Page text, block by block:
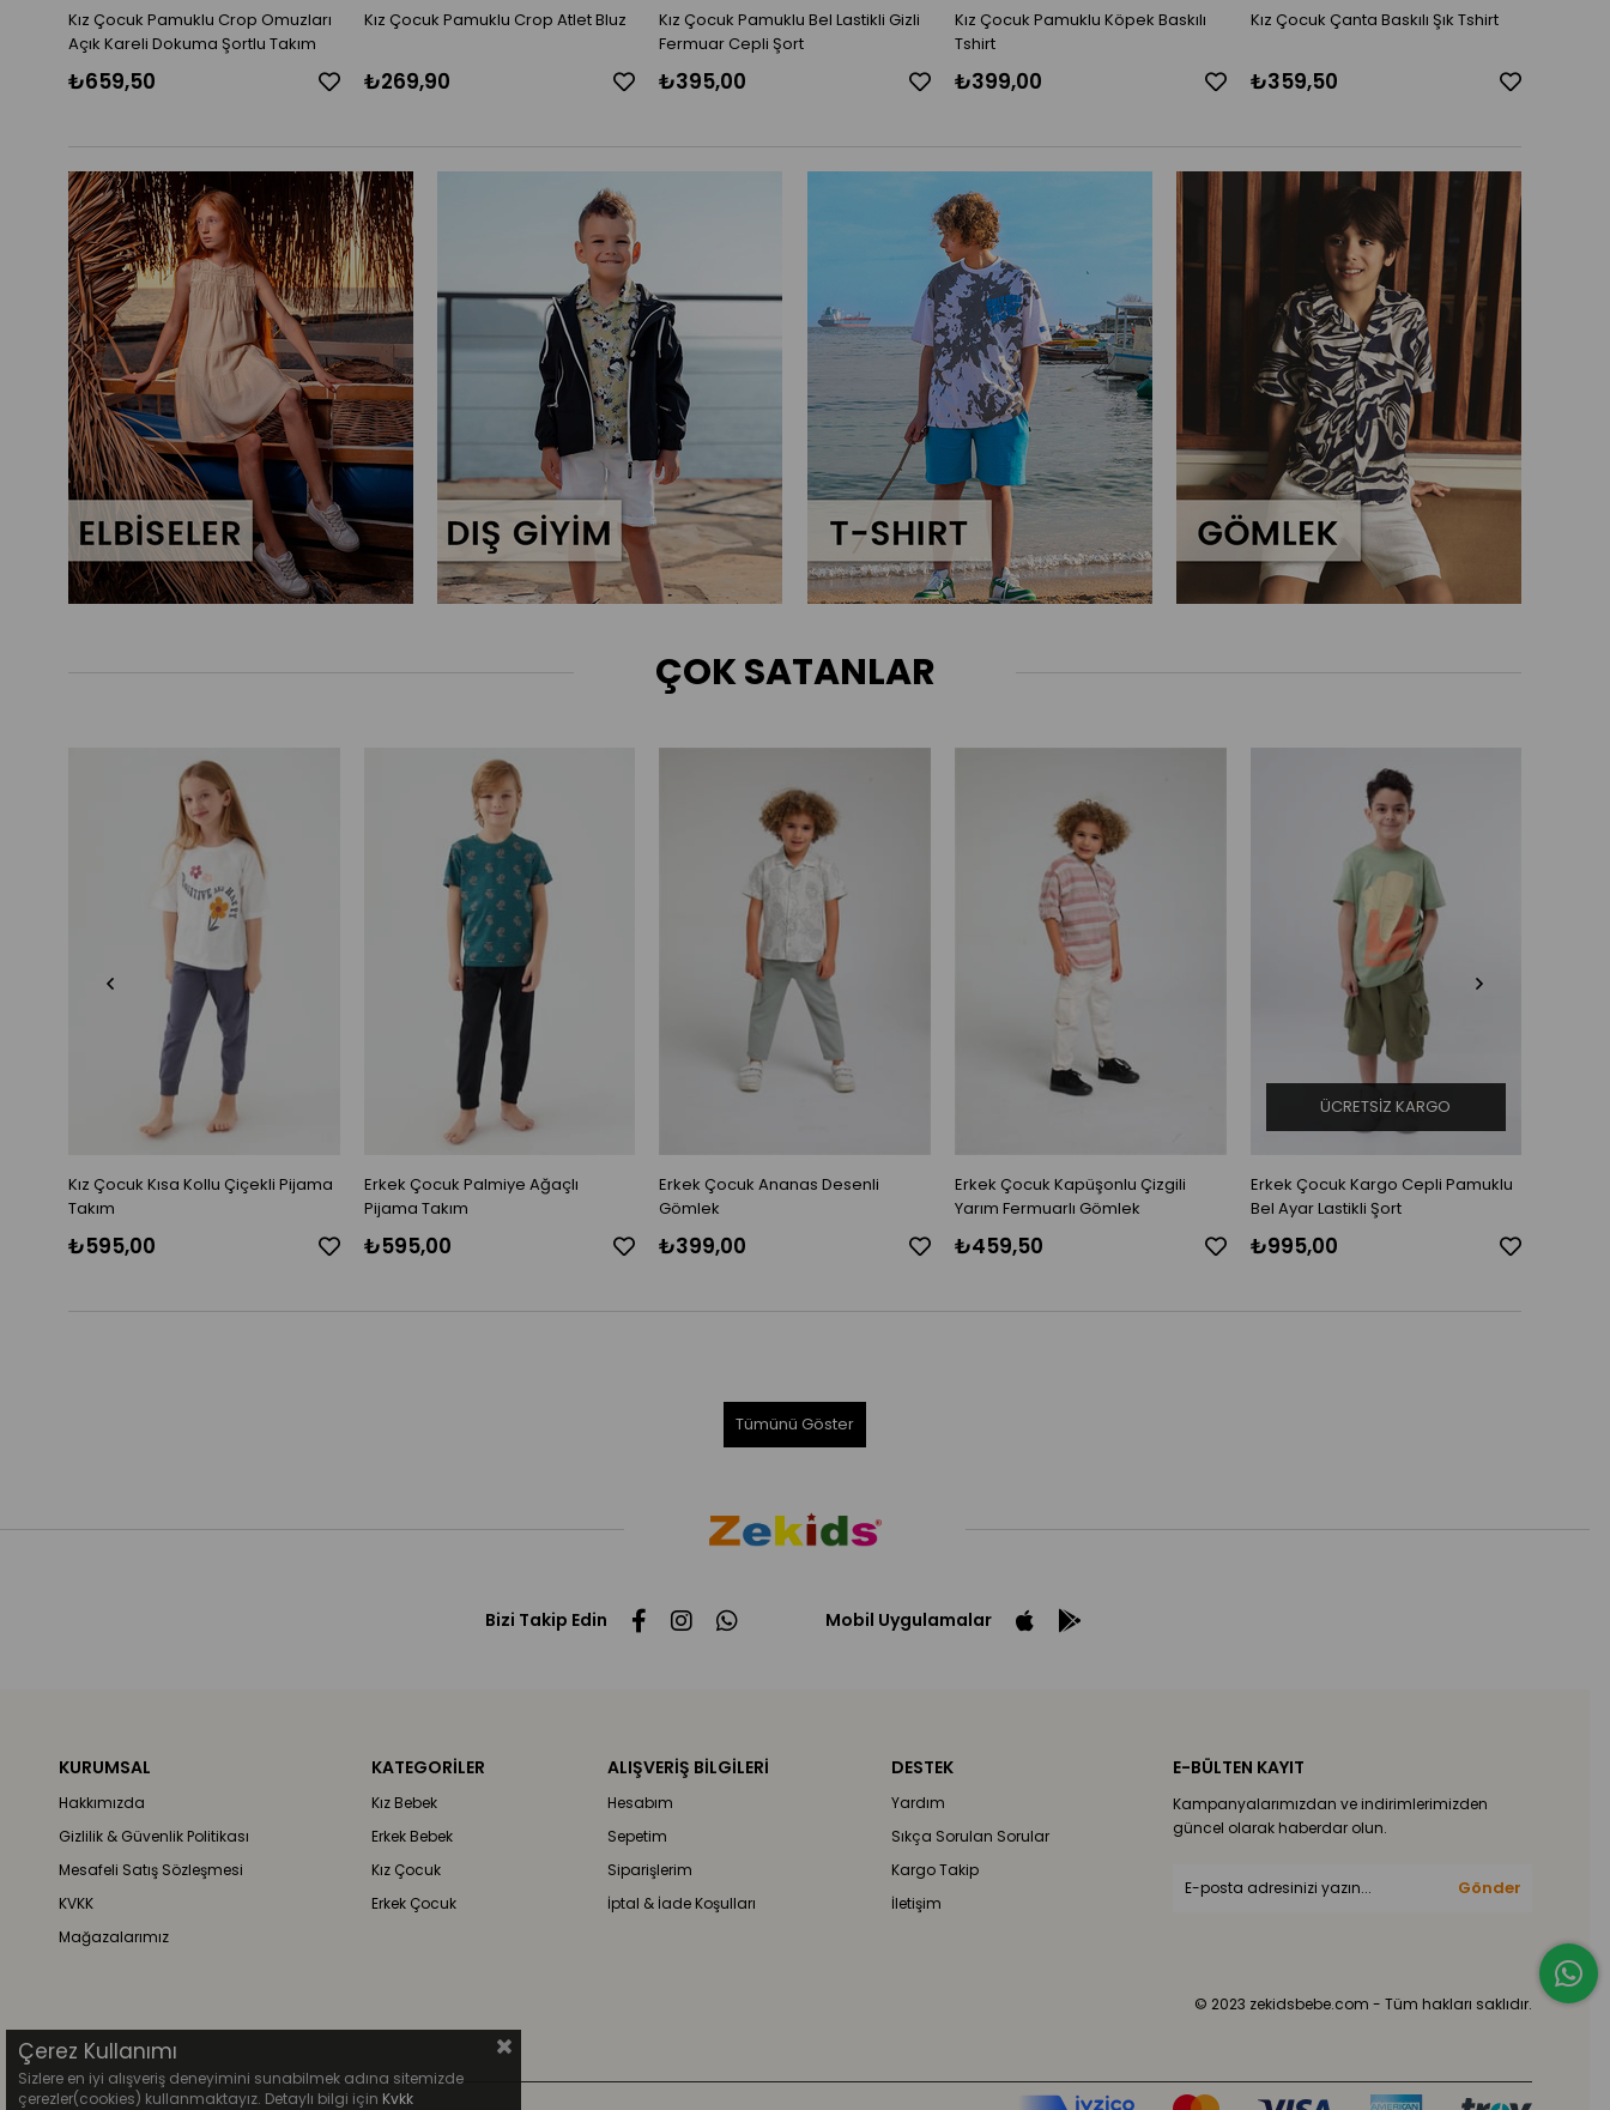
Kız Çocuk Pamuklu Crop Omuzları
Açık Kareli Dokuma Şortlu Takım
₺659,50
Kız Çocuk Pamuklu Crop Atlet Bluz
₺269,90
Kız Çocuk Pamuklu Bel Lastikli Gizli
Fermuar Cepli Şort
₺395,00
Kız Çocuk Pamuklu Köpek Baskılı
Tshirt
₺399,00
Kız Çocuk Çanta Baskılı Şık Tshirt
₺359,50
ÇOK SATANLAR
Kız Çocuk Kısa Kollu Çiçekli Pijama
Takım
₺595,00
Erkek Çocuk Palmiye Ağaçlı
Pijama Takım
₺595,00
Erkek Çocuk Ananas Desenli
Gömlek
₺399,00
Erkek Çocuk Kapüşonlu Çizgili
Yarım Fermuarlı Gömlek
₺459,50
Erkek Çocuk Kargo Cepli Pamuklu
Bel Ayar Lastikli Şort
₺995,00
ÜCRETSIZ KARGO
Tümünü Göster
Bizi Takip Edin Mobil Uygulamalar
KURUMSAL
Hakkımızda
Gizlilik & Güvenlik Politikası
Mesafeli Satış Sözleşmesi
KVKK
Mağazalarımız
KATEGORİLER
Kız Bebek
Erkek Bebek
Kız Çocuk
Erkek Çocuk
ALIŞVERİŞ BİLGİLERİ
Hesabım
Sepetim
Siparişlerim
İptal & İade Koşulları
DESTEK
Yardım
Sıkça Sorulan Sorular
Kargo Takip
İletişim
E-BÜLTEN KAYIT
Kampanyalarımızdan ve indirimlerimizden
güncel olarak haberdar olun.
Gönder
© 2023 zekidsbebe.com - Tüm hakları saklıdır.
Çerez Kullanımı
Sizlere en iyi alışveriş deneyimini sunabilmek adına sitemizde
çerezler(cookies) kullanmaktayız. Detaylı bilgi için Kvkk